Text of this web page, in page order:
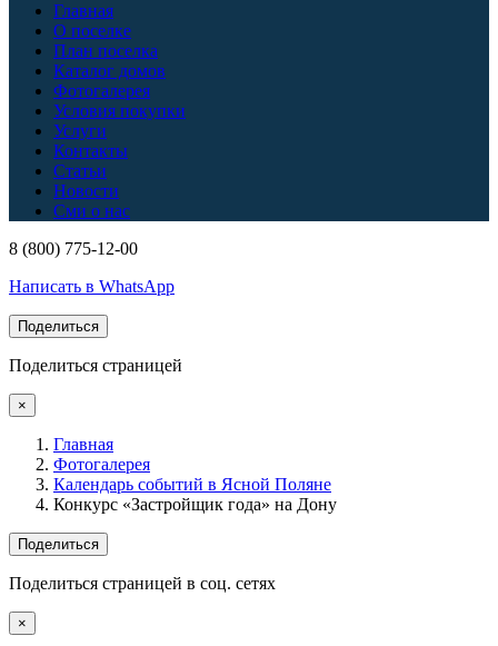
Главная
О поселке
План поселка
Каталог домов
Фотогалерея
Условия покупки
Услуги
Контакты
Статьи
Новости
Сми о нас
8 (800) 775-12-00
Написать в WhatsApp
Поделиться
Поделиться страницей
×
Главная
Фотогалерея
Календарь событий в Ясной Поляне
Конкурс «Застройщик года» на Дону
Поделиться
Поделиться страницей в соц. сетях
×